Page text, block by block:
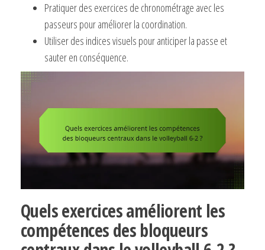
Pratiquer des exercices de chronométrage avec les
passeurs pour améliorer la coordination.
Utiliser des indices visuels pour anticiper la passe et
sauter en conséquence.
Quels exercices améliorent les
compétences des bloqueurs